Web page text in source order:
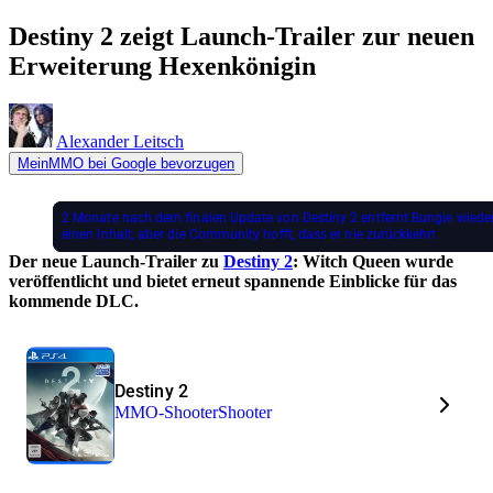
Destiny 2 zeigt Launch-Trailer zur neuen
Erweiterung Hexenkönigin
Alexander Leitsch
MeinMMO bei Google bevorzugen
2 Monate nach dem finalen Update von Destiny 2 entfernt Bungie
einen Inhalt, aber die Community hofft, dass er nie zurückkehrt
Der neue Launch-Trailer zu Destiny 2: Witch Queen wurde
veröffentlicht und bietet erneut spannende Einblicke für das
kommende DLC.
Destiny 2
MMO-ShooterShooter